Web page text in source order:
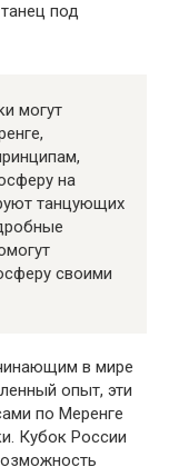
под
могут
на
танцующих
своими
в мире
опыт, эти
по Меренге
Кубок России